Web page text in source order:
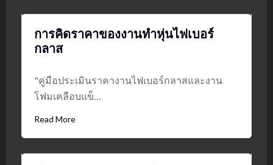
การคิดราคาของงานทำหุ่นไฟเบอร์
กลาส
"คู่มือประเมินราคางานไฟเบอร์กลาสและงาน
โฟมเคลือบแข็…
Read More